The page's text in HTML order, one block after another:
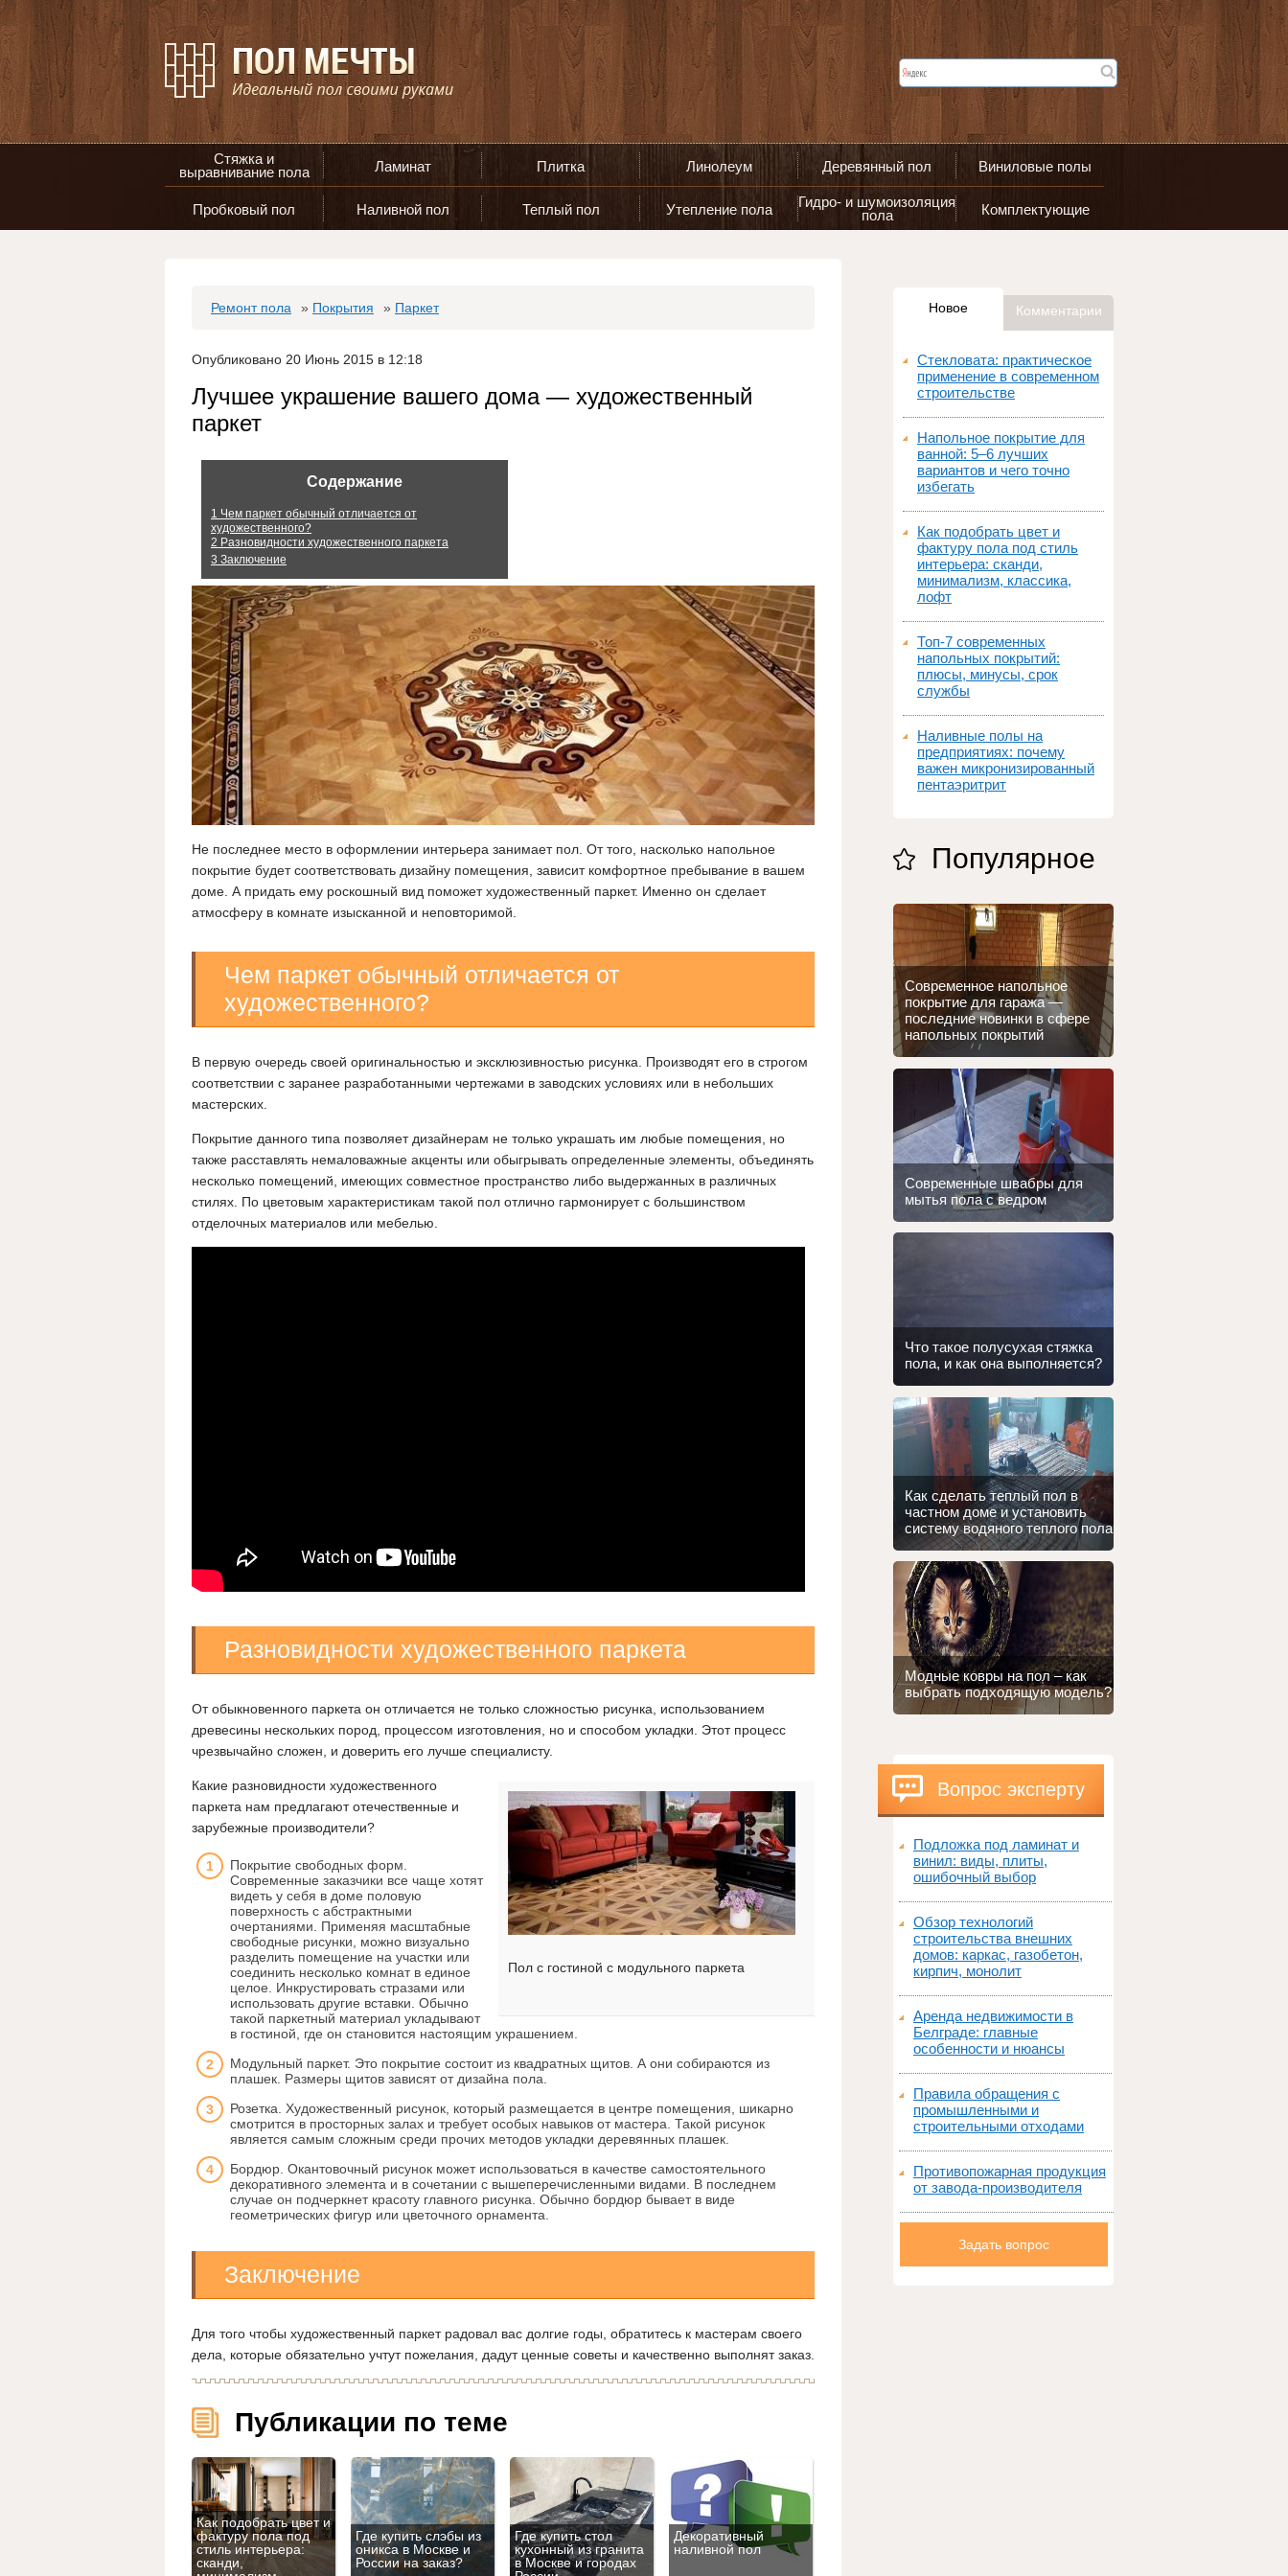
Стяжка и
выравнивание пола
Ламинат Плитка Линолеум Деревянный пол Виниловые полы
Пробковый пол Наливной пол Теплый пол Утепление пола
Гидро- и шумоизоляция
пола
Комплектующие
Ремонт пола » Покрытия » Паркет
Опубликовано 20 Июнь 2015 в 12:18
Лучшее украшение вашего дома — художественный
паркет
Содержание
1 Чем паркет обычный отличается от
художественного?
2 Разновидности художественного паркета
3 Заключение
Не последнее место в оформлении интерьера занимает пол. От того, насколько напольное
покрытие будет соответствовать дизайну помещения, зависит комфортное пребывание в вашем
доме. А придать ему роскошный вид поможет художественный паркет. Именно он сделает
атмосферу в комнате изысканной и неповторимой.
Чем паркет обычный отличается от
художественного?
В первую очередь своей оригинальностью и эксклюзивностью рисунка. Производят его в строгом
соответствии с заранее разработанными чертежами в заводских условиях или в небольших
мастерских.
Покрытие данного типа позволяет дизайнерам не только украшать им любые помещения, но
также расставлять немаловажные акценты или обыгрывать определенные элементы, объединять
несколько помещений, имеющих совместное пространство либо выдержанных в различных
стилях. По цветовым характеристикам такой пол отлично гармонирует с большинством
отделочных материалов или мебелью.
Разновидности художественного паркета
От обыкновенного паркета он отличается не только сложностью рисунка, использованием
древесины нескольких пород, процессом изготовления, но и способом укладки. Этот процесс
чрезвычайно сложен, и доверить его лучше специалисту.
Пол с гостиной с модульного паркета
Какие разновидности художественного
паркета нам предлагают отечественные и
зарубежные производители?
Покрытие свободных форм.
Современные заказчики все чаще хотят
видеть у себя в доме половую
поверхность с абстрактными
очертаниями. Применяя масштабные
свободные рисунки, можно визуально
разделить помещение на участки или
соединить несколько комнат в единое
целое. Инкрустировать стразами или
использовать другие вставки. Обычно
такой паркетный материал укладывают
в гостиной, где он становится настоящим украшением.
Модульный паркет. Это покрытие состоит из квадратных щитов. А они собираются из
плашек. Размеры щитов зависят от дизайна пола.
Розетка. Художественный рисунок, который размещается в центре помещения, шикарно
смотрится в просторных залах и требует особых навыков от мастера. Такой рисунок
является самым сложным среди прочих методов укладки деревянных плашек.
Бордюр. Окантовочный рисунок может использоваться в качестве самостоятельного
декоративного элемента и в сочетании с вышеперечисленными видами. В последнем
случае он подчеркнет красоту главного рисунка. Обычно бордюр бывает в виде
геометрических фигур или цветочного орнамента.
Заключение
Для того чтобы художественный паркет радовал вас долгие годы, обратитесь к мастерам своего
дела, которые обязательно учтут пожелания, дадут ценные советы и качественно выполнят заказ.
Публикации по теме
Как подобрать цвет и
фактуру пола под
стиль интерьера:
сканди,
Где купить слэбы из
оникса в Москве и
России на заказ?
Где купить стол
кухонный из гранита
в Москве и городах
Декоративный
наливной пол
Новое Комментарии
Стекловата: практическое
применение в современном
строительстве
Напольное покрытие для
ванной: 5–6 лучших
вариантов и чего точно
избегать
Как подобрать цвет и
фактуру пола под стиль
интерьера: сканди,
минимализм, классика,
лофт
Топ‑7 современных
напольных покрытий:
плюсы, минусы, срок
службы
Наливные полы на
предприятиях: почему
важен микронизированный
пентаэритрит
Популярное
Современное напольное
покрытие для гаража —
последние новинки в сфере
напольных покрытий
Современные швабры для
мытья пола с ведром
Что такое полусухая стяжка
пола, и как она выполняется?
Как сделать теплый пол в
частном доме и установить
систему водяного теплого пола
Модные ковры на пол – как
выбрать подходящую модель?
Вопрос эксперту
Подложка под ламинат и
винил: виды, плиты,
ошибочный выбор
Обзор технологий
строительства внешних
домов: каркас, газобетон,
кирпич, монолит
Аренда недвижимости в
Белграде: главные
особенности и нюансы
Правила обращения с
промышленными и
строительными отходами
Противопожарная продукция
от завода-производителя
Задать вопрос